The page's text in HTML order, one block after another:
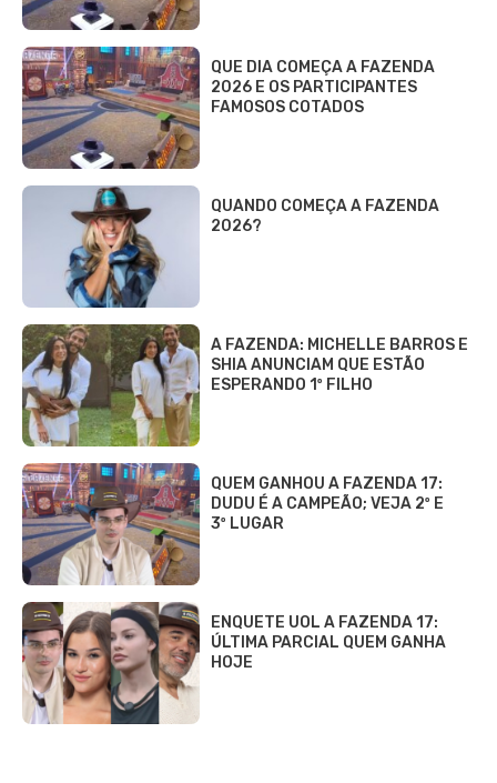
QUE DIA COMEÇA A FAZENDA
2026 E OS PARTICIPANTES
FAMOSOS COTADOS
QUANDO COMEÇA A FAZENDA
2026?
A FAZENDA: MICHELLE BARROS E
SHIA ANUNCIAM QUE ESTÃO
ESPERANDO 1º FILHO
QUEM GANHOU A FAZENDA 17:
DUDU É A CAMPEÃO; VEJA 2º E
3º LUGAR
ENQUETE UOL A FAZENDA 17:
ÚLTIMA PARCIAL QUEM GANHA
HOJE